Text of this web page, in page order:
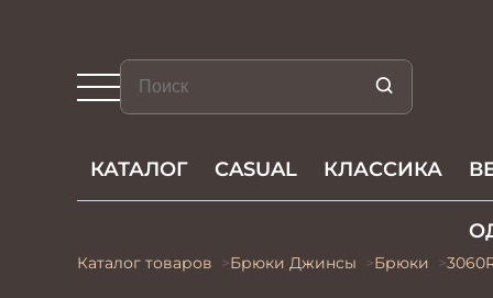
КАТАЛОГ CASUAL КЛАССИКА
Каталог товаров Брюки Джинсы Брюки